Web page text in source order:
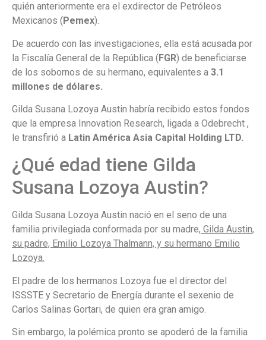
quién anteriormente era el exdirector de Petróleos
Mexicanos (Pemex).
De acuerdo con las investigaciones, ella está acusada por
la Fiscalía General de la República (FGR) de beneficiarse
de los sobornos de su hermano, equivalentes a 3.1
millones de dólares.
Gilda Susana Lozoya Austin habría recibido estos fondos
que la empresa Innovation Research, ligada a Odebrecht ,
le transfirió a Latin América Asia Capital Holding LTD.
¿Qué edad tiene Gilda
Susana Lozoya Austin?
Gilda Susana Lozoya Austin nació en el seno de una
familia privilegiada conformada por su madre, Gilda Austin,
su padre, Emilio Lozoya Thalmann, y su hermano Emilio
Lozoya.
El padre de los hermanos Lozoya fue el director del
ISSSTE y Secretario de Energía durante el sexenio de
Carlos Salinas Gortari, de quien era gran amigo.
Sin embargo, la polémica pronto se apoderó de la familia